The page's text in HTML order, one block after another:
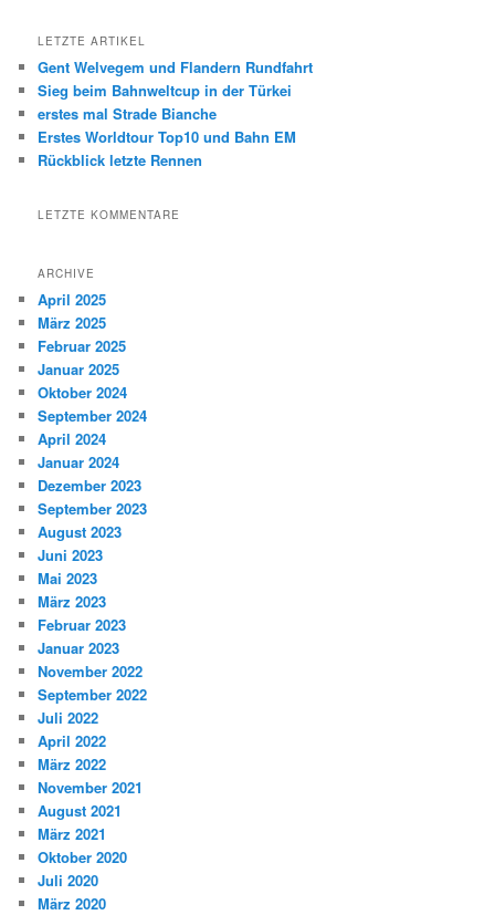
r
h
LETZTE ARTIKEL
Gent Welvegem und Flandern Rundfahrt
Sieg beim Bahnweltcup in der Türkei
erstes mal Strade Bianche
Erstes Worldtour Top10 und Bahn EM
Rückblick letzte Rennen
LETZTE KOMMENTARE
ARCHIVE
April 2025
März 2025
Februar 2025
Januar 2025
Oktober 2024
September 2024
April 2024
Januar 2024
Dezember 2023
September 2023
August 2023
Juni 2023
Mai 2023
März 2023
Februar 2023
Januar 2023
November 2022
September 2022
Juli 2022
April 2022
März 2022
November 2021
August 2021
März 2021
Oktober 2020
Juli 2020
März 2020